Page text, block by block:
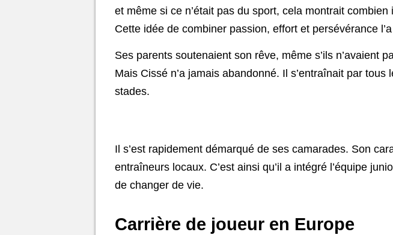
et même si ce n’était pas du sport, cela montrait
Cette idée de combiner passion, effort et persévérance
Ses parents soutenaient son rêve, même s’ils n’avaient
Mais Cissé n’a jamais abandonné. Il s’entraînait par
stades.
Il s’est rapidement démarqué de ses camarades. Son
entraîneurs locaux. C’est ainsi qu’il a intégré l’équipe
de changer de vie.
Carrière de joueur en Europe